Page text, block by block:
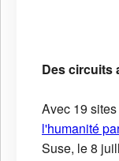
Des circuits
Avec 19
l'humanité
Suse, le 8